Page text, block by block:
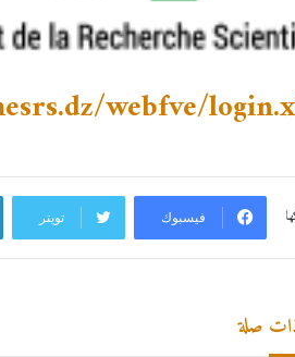
webfve/
فيسبوك تويتر
صلة